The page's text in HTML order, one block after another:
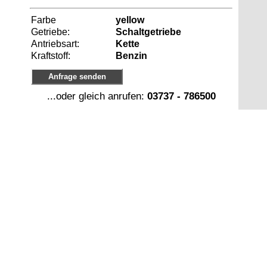
Farbe
yellow
Getriebe:
Schaltgetriebe
Antriebsart:
Kette
Kraftstoff:
Benzin
Anfrage senden
...oder gleich anrufen: 03737 - 786500